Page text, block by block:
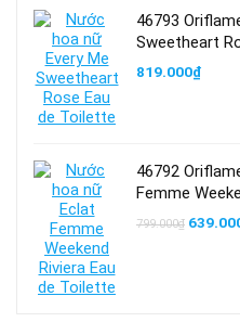
46793
Sweetheart
819.000₫
46792
Femme
799.000₫ Giá